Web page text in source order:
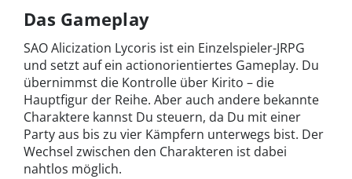
Das Gameplay
SAO Alicization Lycoris ist ein Einzelspieler-JRPG
und setzt auf ein actionorientiertes Gameplay. Du
übernimmst die Kontrolle über Kirito – die
Hauptfigur der Reihe. Aber auch andere bekannte
Charaktere kannst Du steuern, da Du mit einer
Party aus bis zu vier Kämpfern unterwegs bist. Der
Wechsel zwischen den Charakteren ist dabei
nahtlos möglich.